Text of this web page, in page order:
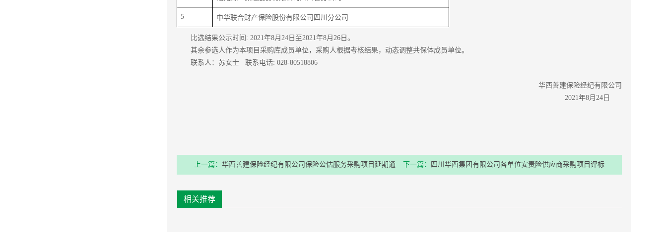
5 中华联合财产保险股份有限公司四川分公司
比选结果公示时间: 2021年8月24日至2021年8月26日。
其余参选人作为本项目采购库成员单位，采购人根据考核结果，动态调整共保体成员单位。
联系人：苏女士 联系电话: 028-80518806
华西善建保险经纪有限公司
2021年8月24日
上一篇： 华西善建保险经纪有限公司保险公估服务采购项目延期通 下一篇： 四川华西集团有限公司各单位安责险供应商采购项目评标
相关推荐